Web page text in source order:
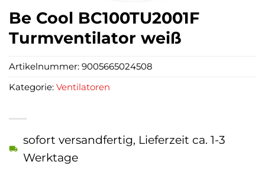
Be Cool BC100TU2001F
Turmventilator weiß
sofort versandfertig, Lieferzeit ca. 1-3
Werktage
Artikelnummer: 9005665024508
Kategorie: Ventilatoren